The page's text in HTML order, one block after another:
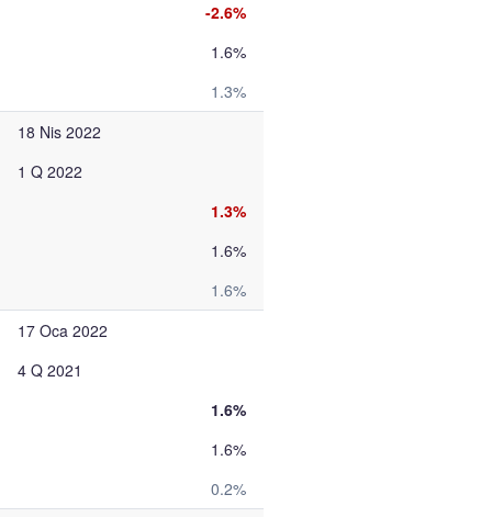
-2.6%
1.6%
1.3%
18 Nis 2022
1 Q 2022
1.3%
1.6%
1.6%
17 Oca 2022
4 Q 2021
1.6%
1.6%
0.2%